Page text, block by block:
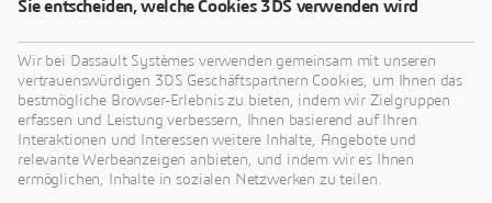
Sie entscheiden, welche Cookies 3DS verwenden wird
Wir bei Dassault Systèmes verwenden gemeinsam mit unseren
vertrauenswürdigen 3DS Geschäftspartnern Cookies, um Ihnen das
bestmögliche Browser-Erlebnis zu bieten, indem wir Zielgruppen
erfassen und Leistung verbessern, Ihnen basierend auf Ihren
Interaktionen und Interessen weitere Inhalte, Angebote und
relevante Werbeanzeigen anbieten, und indem wir es Ihnen
ermöglichen, Inhalte in sozialen Netzwerken zu teilen.